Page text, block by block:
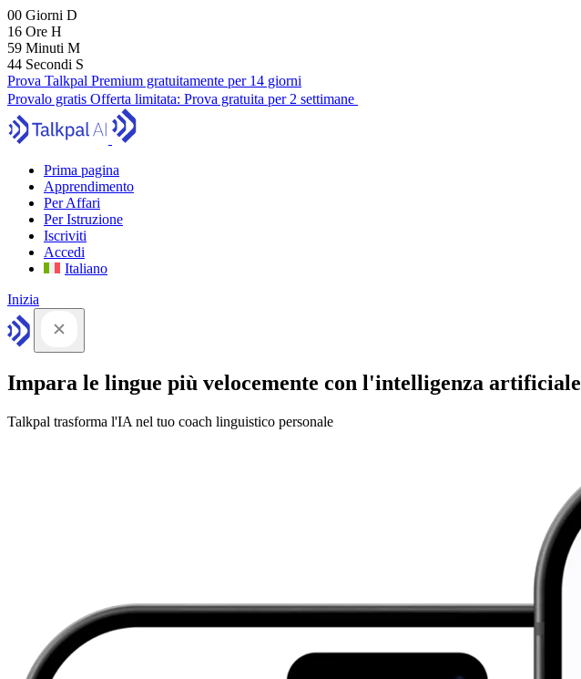
00 Giorni D
16 Ore H
59 Minuti M
43 Secondi S
Prova Talkpal Premium gratuitamente per 14 giorni
Provalo gratis Offerta limitata: Prova gratuita per 2 settimane
Prima pagina
Apprendimento
Per Affari
Per Istruzione
Iscriviti
Accedi
Italiano
Inizia
Impara le lingue più velocemente con l'intelligenza artificiale
Talkpal trasforma l'IA nel tuo coach linguistico personale